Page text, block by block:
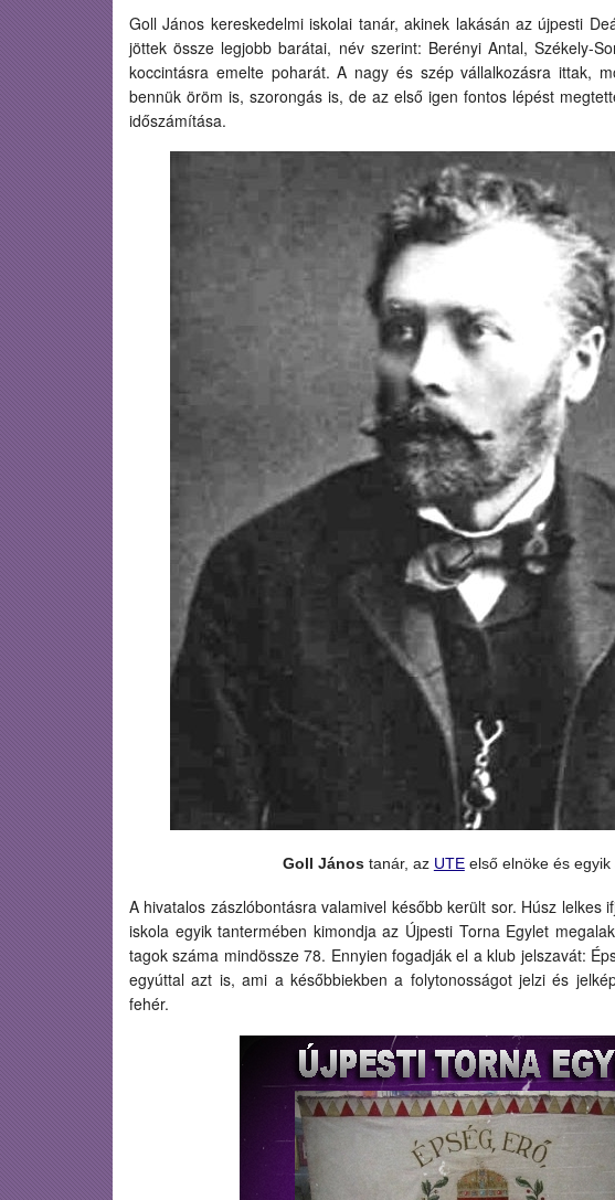
Goll János kereskedelmi iskolai tanár, akinek lakásán az újpesti
jöttek össze legjobb barátai, név szerint: Berényi Antal, Székely-
koccintásra emelte poharát. A nagy és szép vállalkozásra ittak,
bennük öröm is, szorongás is, de az első igen fontos lépést
időszámítása.
Goll János tanár, az UTEelső elnöke és egyik
A hivatalos zászlóbontásra valamivel később került sor. Húsz lelkes
iskola egyik tantermében kimondja az Újpesti Torna Egylet
tagok száma mindössze 78. Ennyien fogadják el a klub jelszavát:
egyúttal azt is, ami a későbbiekben a folytonosságot jelzi és
fehér.